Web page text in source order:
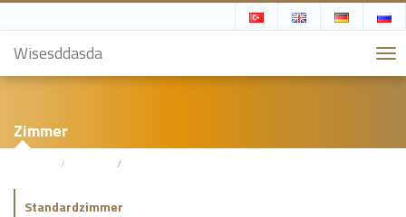
Wisesddasda
Zimmer
Standardzimmer